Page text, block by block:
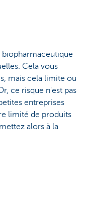
biopharmaceutique
Cela vous
mais cela limite ou
ce risque n'est pas
entreprises
limité de produits
alors à la